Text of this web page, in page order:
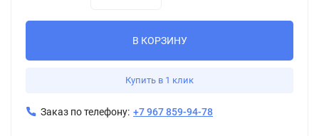
В КОРЗИНУ
Купить в 1 клик
Заказ по телефону: +7 967 859-94-78